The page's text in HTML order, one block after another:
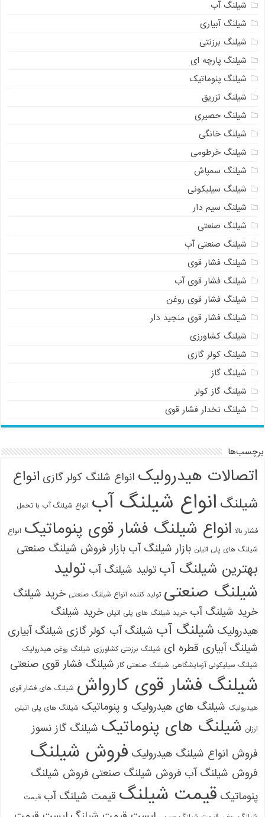
شیلنگ آب
شیلنگ آبیاری
شیلنگ برزنتی
شیلنگ پارچه ای
شیلنگ پنوماتیک
شیلنگ تزریق
شیلنگ حصیری
شیلنگ خانگی
شیلنگ خرطومی
شیلنگ سمپاش
شیلنگ سیلیکونی
شیلنگ سیم دار
شیلنگ صنعتی
شیلنگ صنعتی آب
شیلنگ فشار قوی
شیلنگ فشار قوی آب
شیلنگ فشار قوی روغن
شیلنگ فشار قوی منجید دار
شیلنگ کشاورزی
شیلنگ کولر گازی
شیلنگ گاز
شیلنگ گاز کولر
شیلنگ نخدار فشار قوی
برچسب‌ها
اتصالات هیدرولیک انواع شلنگ کولر گازی انواع
شیلنگ انواع شیلنگ آب انواع شیلنگ آب با تحمل
فشار بالا انواع شیلنگ فشار قوی پنوماتیک انواع
شیلنگ های پلی اتیلن بازار شیلنگ آب بازار فروش شیلنگ صنعتی
بهترین شیلنگ آب تولید شیلنگ آب تولید
شیلنگ صنعتی تولید کننده انواع شیلنگ صنعتی خرید شیلنگ
خرید شیلنگ آب خرید شیلنگ های پلی اتیلن خرید شیلنگ
هیدرولیک شیلنگ آب شیلنگ آب کولر گازی شیلنگ آبیاری
شیلنگ آبیاری قطره ای شیلنگ برزنتی کشاورزی شیلنگ روغن هیدرولیک
شیلنگ سیلیکونی آزمایشگاهی شیلنگ صنعتی گاز شیلنگ فشار قوی صنعتی
شیلنگ فشار قوی کارواش شیلنگ های فشار قوی
هیدرولیک شیلنگ های هیدرولیک و پنوماتیک شیلنگ های پلی اتیلن
ارزان شیلنگ های پنوماتیک شیلنگ گاز نسوز
فروش انواع شیلنگ هیدرولیک فروش شیلنگ
فروش شیلنگ آب فروش شیلنگ صنعتی فروش شیلنگ
پنوماتیک قیمت شیلنگ قیمت شیلنگ آب قیمت